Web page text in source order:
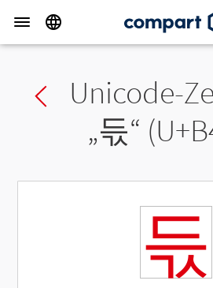
Previous char
Unicode-
„듟“
듟